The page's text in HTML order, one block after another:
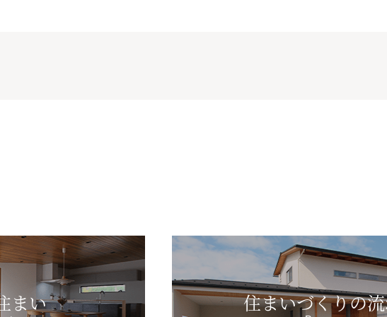
まい 住まいづくりの